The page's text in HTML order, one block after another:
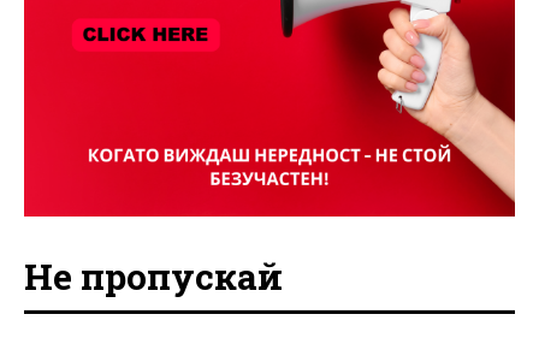
Не пропускай